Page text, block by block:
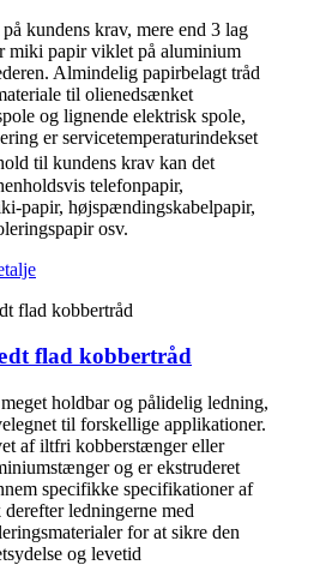
kundens krav, mere end 3 lag
miki papir viklet på aluminium
Almindelig papirbelagt tråd
til olienedsænket
og lignende elektrisk spole,
er servicetemperaturindekset
til kundens krav kan det
telefonpapir,
papir, højspændingskabelpapir,
osv.
flad kobbertråd
holdbar og pålidelig ledning,
til forskellige applikationer.
af iltfri kobberstænger eller
og er ekstruderet
specifikke specifikationer af
ledningerne med
for at sikre den
og levetid